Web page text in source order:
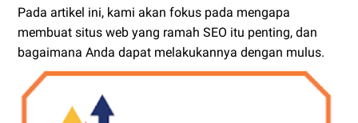
Pada artikel ini, kami akan fokus pada mengapa
membuat situs web yang ramah SEO itu penting, dan
bagaimana Anda dapat melakukannya dengan mulus.